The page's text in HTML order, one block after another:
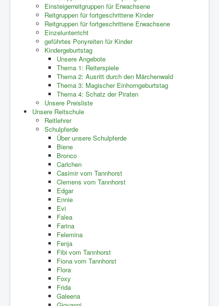
Einsteigerreitgruppen für Erwachsene
Reitgruppen für fortgeschrittene Kinder
Reitgruppen für fortgeschrittene Erwachsene
Einzelunterricht
geführtes Ponyreiten für Kinder
Kindergeburtstag
Unsere Angebote
Thema 1: Reiterspiele
Thema 2: Ausritt durch den Märchenwald
Thema 3: Magischer Einhorngeburtstag
Thema 4: Schatz der Piraten
Unsere Preisliste
Unsere Reitschule
Reitlehrer
Schulpferde
Über unsere Schulpferde
Biene
Bronco
Carlchen
Casimir vom Tannhorst
Clemens vom Tannhorst
Edgar
Ennie
Evi
Falea
Farina
Felemina
Fenja
Fibi vom Tannhorst
Fiona vom Tannhorst
Flora
Foxy
Frida
Galeena